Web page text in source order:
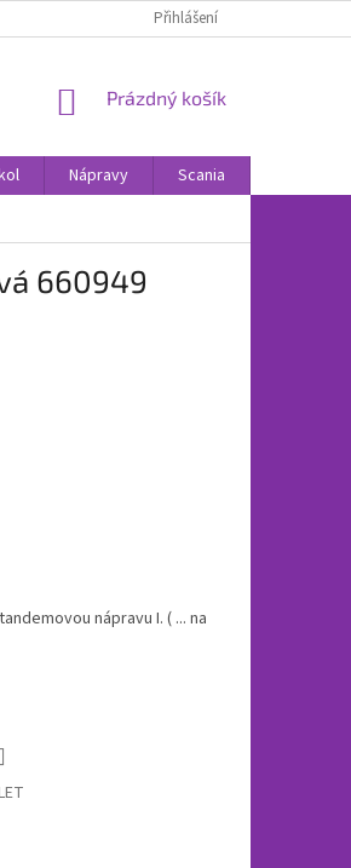
NA ODSTOUPENÍ OD SMLOUVY
Přihlášení
NÁKUPNÍ
Prázdný košík
Nápravy Scania
660949
nápravu I. ( ... na